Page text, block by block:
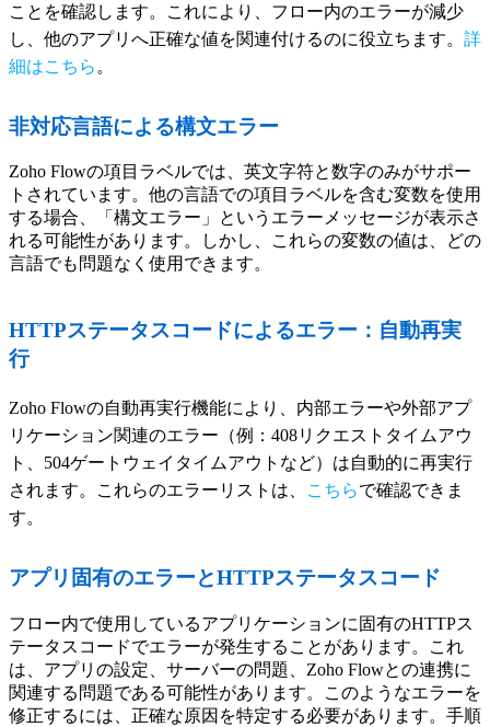
ことを確認します。これにより、フロー内のエラーが減少
し、他のアプリへ正確な値を関連付けるのに役立ちます。 詳
細はこちら 。
非対応言語による構文エラー
Zoho Flowの項目ラベルでは、英文字符と数字のみがサポー
トされています。他の言語での項目ラベルを含む変数を使用
する場合、「構文エラー」というエラーメッセージが表示さ
れる可能性があります。しかし、これらの変数の値は、どの
言語でも問題なく使用できます。
HTTPステータスコードによるエラー：自動再実
行
Zoho Flowの自動再実行機能により、内部エラーや外部アプ
リケーション関連のエラー（例：408リクエストタイムアウ
ト、504ゲートウェイタイムアウトなど）は自動的に再実行
されます。これらのエラーリストは、
こちらで確認できま
す。
アプリ固有のエラーとHTTPステータスコード
フロー内で使用しているアプリケーションに固有のHTTPス
テータスコードでエラーが発生することがあります。これ
は、アプリの設定、サーバーの問題、Zoho Flowとの連携に
関連する問題である可能性があります。このようなエラーを
修正するには、正確な原因を特定する必要があります。手順